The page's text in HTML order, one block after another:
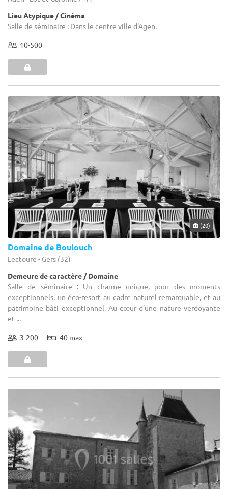
Lieu Atypique / Cinéma
Salle de séminaire : Dans le centre ville d'Agen.
10-500
(20)
Domaine de Boulouch
Lectoure - Gers (32)
Demeure de caractère / Domaine
Salle de séminaire : Un charme unique, pour des moments
exceptionnels, un éco-resort au cadre naturel remarquable, et au
patrimoine bâti exceptionnel. Au cœur d’une nature verdoyante
et ...
3-200 40 max